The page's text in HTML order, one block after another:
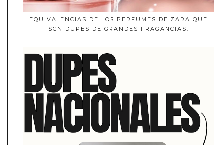
EQUIVALENCIAS DE LOS PERFUMES DE ZARA QUE
SON DUPES DE GRANDES FRAGANCIAS.